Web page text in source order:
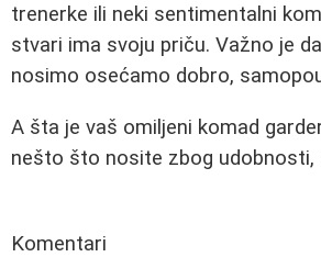
trenerke ili neki sentimentalni
stvari ima svoju priču. Važno je
nosimo osećamo dobro,
A šta je vaš omiljeni komad
nešto što nosite zbog udobnosti,
Komentari